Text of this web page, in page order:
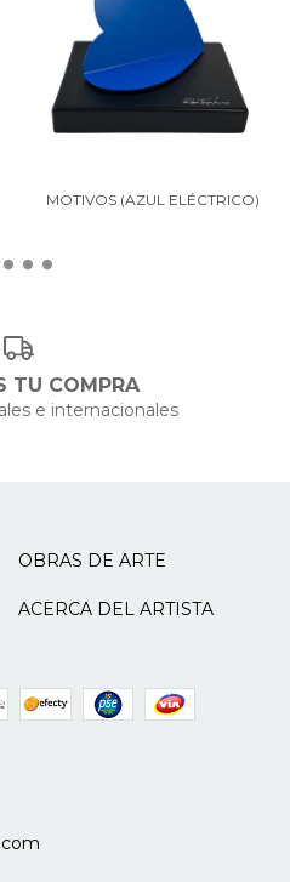
MOTIVOS (AZUL ELÉCTRICO)
TU COMPRA
e internacionales
OBRAS DE ARTE
ACERCA DEL ARTISTA